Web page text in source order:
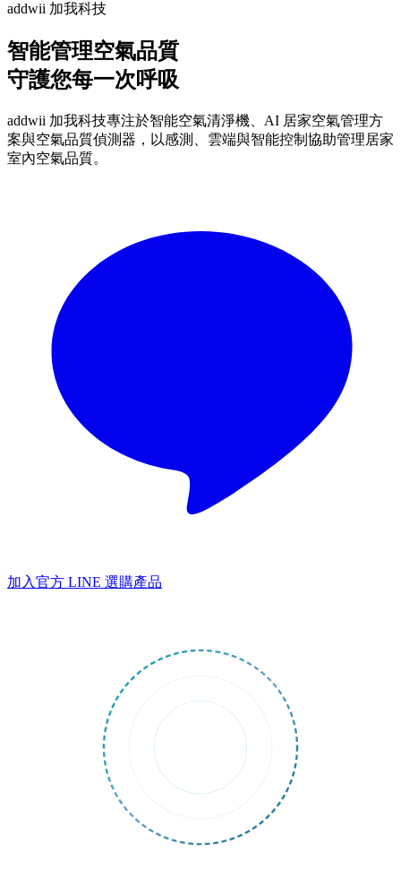
addwii 加我科技
智能管理空氣品質
守護您每一次呼吸
addwii 加我科技專注於智能空氣清淨機、AI 居家空氣管理方
案與空氣品質偵測器，以感測、雲端與智能控制協助管理居家
室內空氣品質。
加入官方 LINE 選購產品